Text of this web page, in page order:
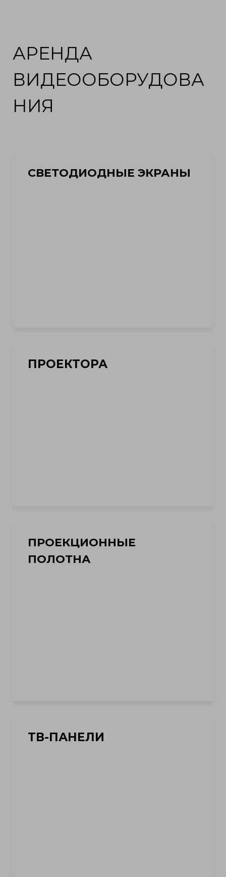
АРЕНДА
ВИДЕООБОРУДОВА
НИЯ
СВЕТОДИОДНЫЕ ЭКРАНЫ
ПРОЕКТОРА
ПРОЕКЦИОННЫЕ
ПОЛОТНА
ТВ-ПАНЕЛИ